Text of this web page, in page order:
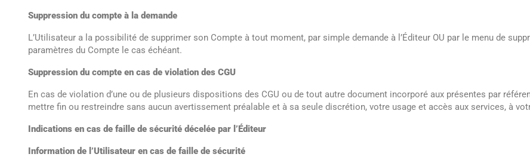
Suppression du compte à la demande
L’Utilisateur a la possibilité de supprimer son Compte à tout moment, par simple demande à l’Éditeur OU par le menu de
paramètres du Compte le cas échéant.
Suppression du compte en cas de violation des CGU
En cas de violation d’une ou de plusieurs dispositions des CGU ou de tout autre document incorporé aux présentes par
mettre fin ou restreindre sans aucun avertissement préalable et à sa seule discrétion, votre usage et accès aux services, à
Indications en cas de faille de sécurité décelée par l’Éditeur
Information de l’Utilisateur en cas de faille de sécurité